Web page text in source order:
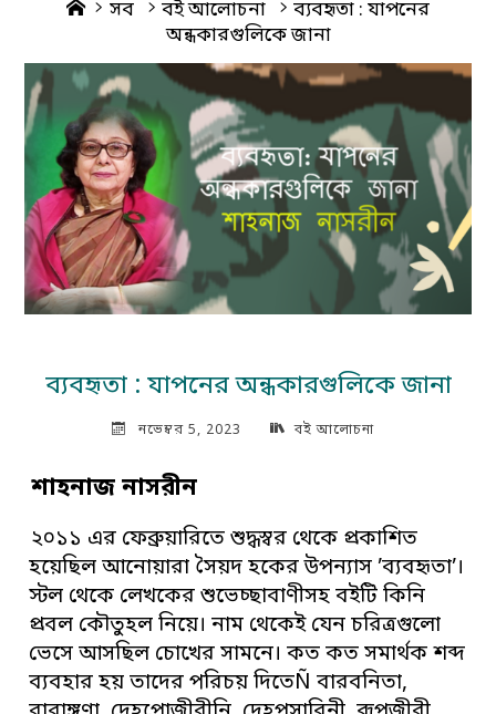
Home
সব বই আলোচনা
ব্যবহৃতা : যাপনের
অন্ধকারগুলিকে জানা
ব্যবহৃতা : যাপনের অন্ধকারগুলিকে জানা
নভেম্বর 5, 2023 বই আলোচনা
শাহনাজ নাসরীন
২০১১ এর ফেব্রুয়ারিতে শুদ্ধস্বর থেকে প্রকাশিত
হয়েছিল আনোয়ারা সৈয়দ হকের উপন্যাস ’ব্যবহৃতা’।
স্টল থেকে লেখকের শুভেচ্ছাবাণীসহ বইটি কিনি
প্রবল কৌতুহল নিয়ে। নাম থেকেই যেন চরিত্রগুলো
ভেসে আসছিল চোখের সামনে। কত কত সমার্থক শব্দ
ব্যবহার হয় তাদের পরিচয় দিতেÑ বারবনিতা,